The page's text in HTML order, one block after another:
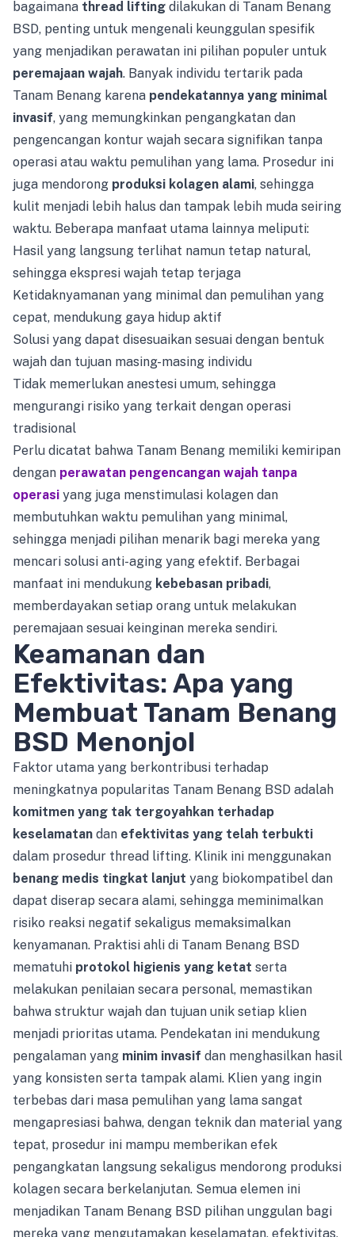
bagaimana thread lifting dilakukan di Tanam Benang
BSD, penting untuk mengenali keunggulan spesifik
yang menjadikan perawatan ini pilihan populer untuk
peremajaan wajah. Banyak individu tertarik pada
Tanam Benang karena pendekatannya yang minimal
invasif, yang memungkinkan pengangkatan dan
pengencangan kontur wajah secara signifikan tanpa
operasi atau waktu pemulihan yang lama. Prosedur ini
juga mendorong produksi kolagen alami, sehingga
kulit menjadi lebih halus dan tampak lebih muda seiring
waktu. Beberapa manfaat utama lainnya meliputi:
Hasil yang langsung terlihat namun tetap natural,
sehingga ekspresi wajah tetap terjaga
Ketidaknyamanan yang minimal dan pemulihan yang
cepat, mendukung gaya hidup aktif
Solusi yang dapat disesuaikan sesuai dengan bentuk
wajah dan tujuan masing-masing individu
Tidak memerlukan anestesi umum, sehingga
mengurangi risiko yang terkait dengan operasi
tradisional
Perlu dicatat bahwa Tanam Benang memiliki kemiripan
dengan perawatan pengencangan wajah tanpa
operasi yang juga menstimulasi kolagen dan
membutuhkan waktu pemulihan yang minimal,
sehingga menjadi pilihan menarik bagi mereka yang
mencari solusi anti-aging yang efektif. Berbagai
manfaat ini mendukung kebebasan pribadi,
memberdayakan setiap orang untuk melakukan
peremajaan sesuai keinginan mereka sendiri.
Keamanan dan
Efektivitas: Apa yang
Membuat Tanam Benang
BSD Menonjol
Faktor utama yang berkontribusi terhadap
meningkatnya popularitas Tanam Benang BSD adalah
komitmen yang tak tergoyahkan terhadap
keselamatan dan efektivitas yang telah terbukti
dalam prosedur thread lifting. Klinik ini menggunakan
benang medis tingkat lanjut yang biokompatibel dan
dapat diserap secara alami, sehingga meminimalkan
risiko reaksi negatif sekaligus memaksimalkan
kenyamanan. Praktisi ahli di Tanam Benang BSD
mematuhi protokol higienis yang ketat serta
melakukan penilaian secara personal, memastikan
bahwa struktur wajah dan tujuan unik setiap klien
menjadi prioritas utama. Pendekatan ini mendukung
pengalaman yang minim invasif dan menghasilkan hasil
yang konsisten serta tampak alami. Klien yang ingin
terbebas dari masa pemulihan yang lama sangat
mengapresiasi bahwa, dengan teknik dan material yang
tepat, prosedur ini mampu memberikan efek
pengangkatan langsung sekaligus mendorong produksi
kolagen secara berkelanjutan. Semua elemen ini
menjadikan Tanam Benang BSD pilihan unggulan bagi
mereka yang mengutamakan keselamatan, efektivitas,